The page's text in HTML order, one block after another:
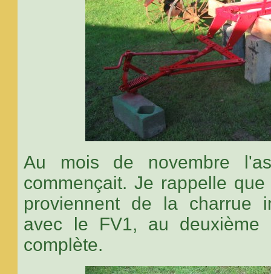
Au mois de novembre
commençait. Je rappelle
proviennent de la charrue
avec le FV1, au
complète.